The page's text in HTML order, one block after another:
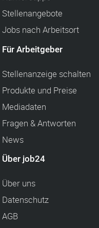
Stellenangebote
Jobs nach Arbeitsort
Für Arbeitgeber
Stellenanzeige schalten
Produkte und Preise
Mediadaten
Fragen & Antworten
News
Über job24
Über uns
Datenschutz
AGB